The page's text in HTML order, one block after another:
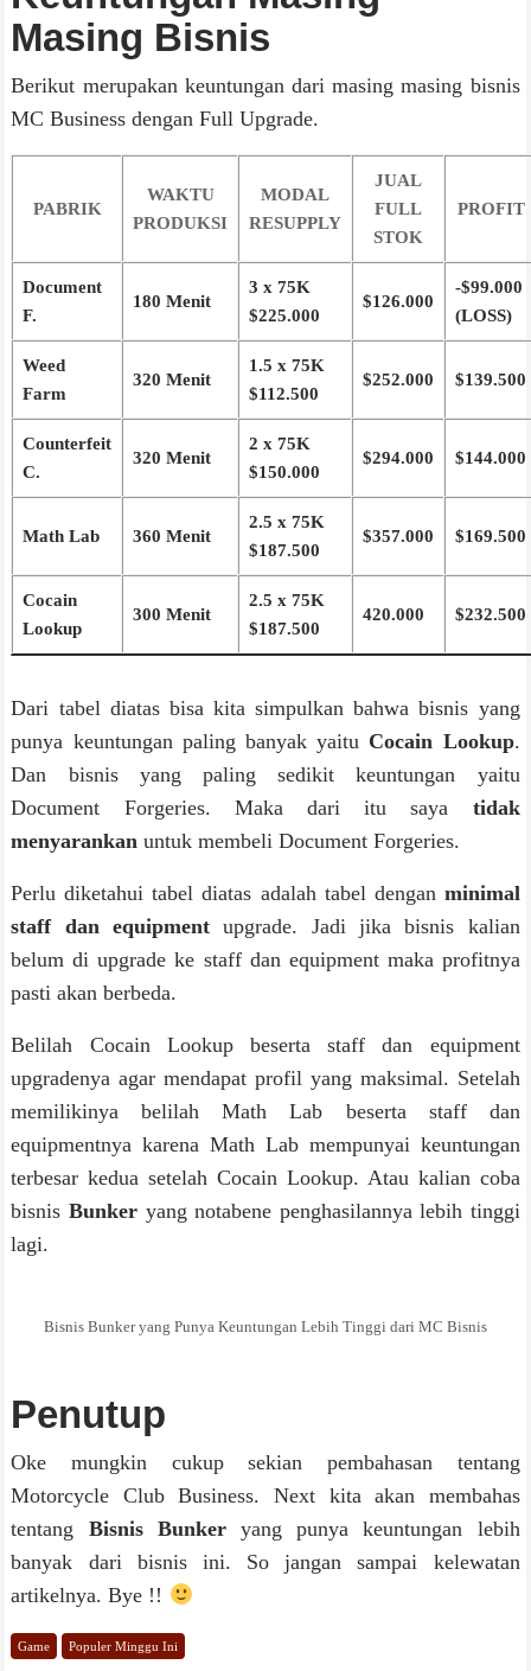
Masing Bisnis
Berikut merupakan keuntungan dari masing masing bisnis
MC Business dengan Full Upgrade.
PABRIK
WAKTU
PRODUKSI
MODAL
RESUPPLY
JUAL
FULL
STOK
PROFIT
Document
F.
180 Menit
3 x 75K
$225.000
$126.000
-$99.000
(LOSS)
Weed
Farm
320 Menit
1.5 x 75K
$112.500
$252.000 $139.500‬
Counterfeit
C.
320 Menit
2 x 75K
$150.000
$294.000 $144.000
Math Lab 360 Menit
2.5 x 75K
$187.500
$357.000 $169.500
Cocain
Lookup
300 Menit
2.5 x 75K
$187.500
420.000 $232.500
Dari tabel diatas bisa kita simpulkan bahwa bisnis yang
punya keuntungan paling banyak yaitu Cocain Lookup.
Dan bisnis yang paling sedikit keuntungan yaitu
Document Forgeries. Maka dari itu saya tidak
menyarankan untuk membeli Document Forgeries.
Perlu diketahui tabel diatas adalah tabel dengan minimal
staff dan equipment upgrade. Jadi jika bisnis kalian
belum di upgrade ke staff dan equipment maka profitnya
pasti akan berbeda.
Belilah Cocain Lookup beserta staff dan equipment
upgradenya agar mendapat profil yang maksimal. Setelah
memilikinya belilah Math Lab beserta staff dan
equipmentnya karena Math Lab mempunyai keuntungan
terbesar kedua setelah Cocain Lookup. Atau kalian coba
bisnis Bunker yang notabene penghasilannya lebih tinggi
lagi.
Bisnis Bunker yang Punya Keuntungan Lebih Tinggi dari MC Bisnis
Penutup
Oke mungkin cukup sekian pembahasan tentang
Motorcycle Club Business. Next kita akan membahas
tentang Bisnis Bunkeryang punya keuntungan lebih
banyak dari bisnis ini. So jangan sampai kelewatan
artikelnya. Bye !!
Game Populer Minggu Ini